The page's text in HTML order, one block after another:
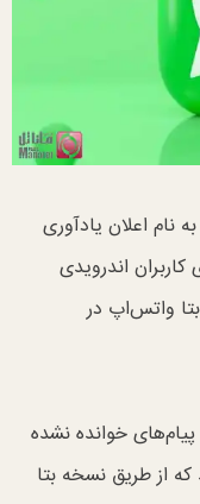
نام اعلان یادآوری
اندرویدی
واتس‌اپ در
خوانده نشده
از طریق نسخه بتا